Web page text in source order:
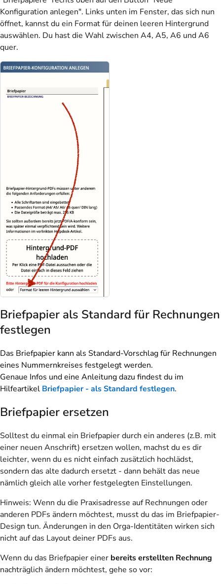
Konfiguration anlegen". Links unten im Fenster, das sich nun
öffnet, kannst du ein Format für deinen leeren Hintergrund
auswählen. Du hast die Wahl zwischen A4, A5, A6 und A6
quer.
Briefpapier als Standard für Rechnungen
festlegen
Das Briefpapier kann als Standard-Vorschlag für Rechnungen
eines Nummernkreises festgelegt werden.
Genaue Infos und eine Anleitung dazu findest du im
Hilfeartikel Briefpapier - als Standard festlegen.
Briefpapier ersetzen
Solltest du einmal ein Briefpapier durch ein anderes (z.B. mit
einer neuen Anschrift) ersetzen wollen, machst du es dir
leichter, wenn du es nicht einfach zusätzlich hochlädst,
sondern das alte dadurch ersetzt - dann behält das neue
nämlich gleich alle vorher festgelegten Einstellungen.
Hinweis: Wenn du die Praxisadresse auf Rechnungen oder
anderen PDFs ändern möchtest, musst du das im Briefpapier-
Design tun. Änderungen in den Orga-Identitäten wirken sich
nicht auf das Layout deiner PDFs aus.
Wenn du das Briefpapier einer bereits erstellten Rechnung
nachträglich ändern möchtest, gehe so vor: